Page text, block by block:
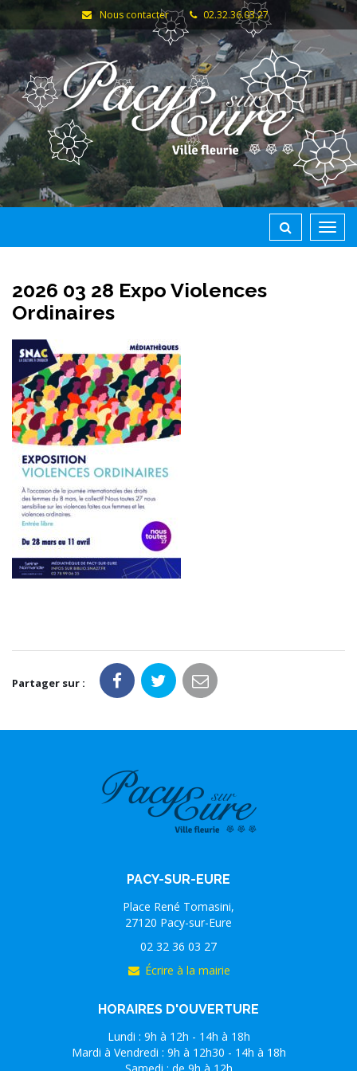
Gestion des traceurs
Nous contacter 02.32.36.03.27
2026 03 28 Expo Violences
Ordinaires
Partager sur :
PACY-SUR-EURE
Place René Tomasini,
27120 Pacy-sur-Eure
02 32 36 03 27
Écrire à la mairie
HORAIRES D'OUVERTURE
Lundi : 9h à 12h - 14h à 18h
Mardi à Vendredi : 9h à 12h30 - 14h à 18h